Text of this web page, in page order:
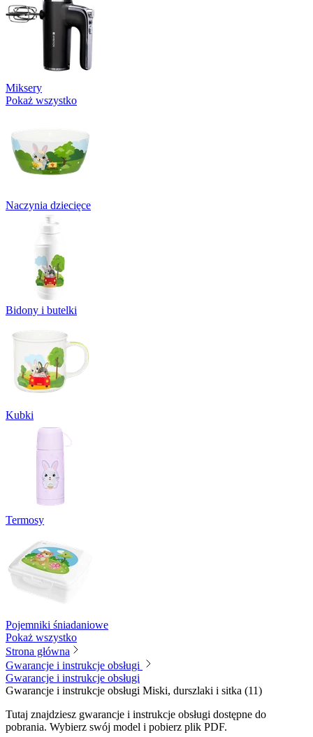
Miksery
Pokaż wszystko
Naczynia dziecięce
Bidony i butelki
Kubki
Termosy
Pojemniki śniadaniowe
Pokaż wszystko
Strona główna
Gwarancje i instrukcje obsługi
Gwarancje i instrukcje obsługi
Gwarancje i instrukcje obsługi Miski, durszlaki i sitka (11)
Tutaj znajdziesz gwarancje i instrukcje obsługi dostępne do
pobrania. Wybierz swój model i pobierz plik PDF.